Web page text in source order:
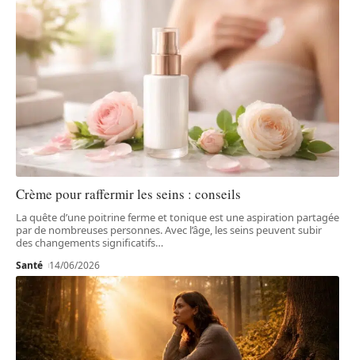
Crème pour raffermir les seins : conseils
La quête d’une poitrine ferme et tonique est une aspiration partagée
par de nombreuses personnes. Avec l’âge, les seins peuvent subir
des changements significatifs…
Santé 14/06/2026